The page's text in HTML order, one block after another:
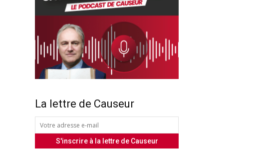
La lettre de Causeur